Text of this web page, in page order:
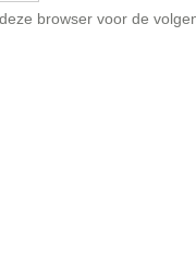
browser voor de